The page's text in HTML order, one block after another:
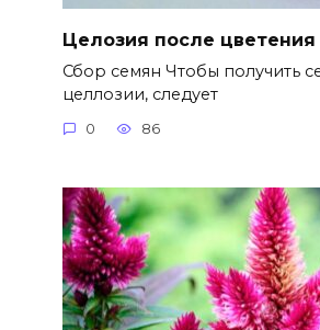
Целозия после цветения
Сбор семян Чтобы получить
целлозии, следует
0 86